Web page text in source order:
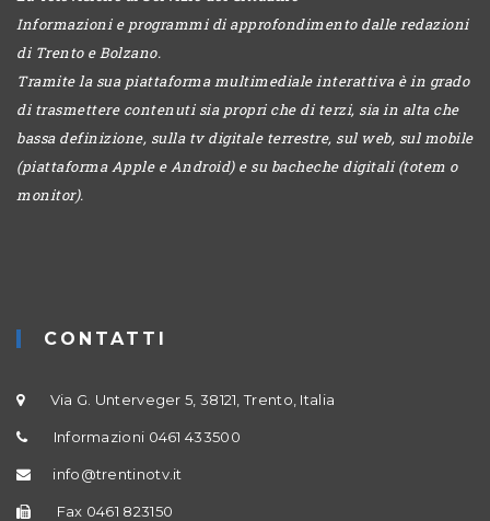
Informazioni e programmi di approfondimento dalle redazioni
di Trento e Bolzano.
Tramite la sua piattaforma multimediale interattiva è in grado
di trasmettere contenuti sia propri che di terzi, sia in alta che
bassa definizione, sulla tv digitale terrestre, sul web, sul mobile
(piattaforma Apple e Android) e su bacheche digitali (totem o
monitor).
CONTATTI
Via G. Unterveger 5, 38121, Trento, Italia
Informazioni 0461 433500
info@trentinotv.it
Fax 0461 823150